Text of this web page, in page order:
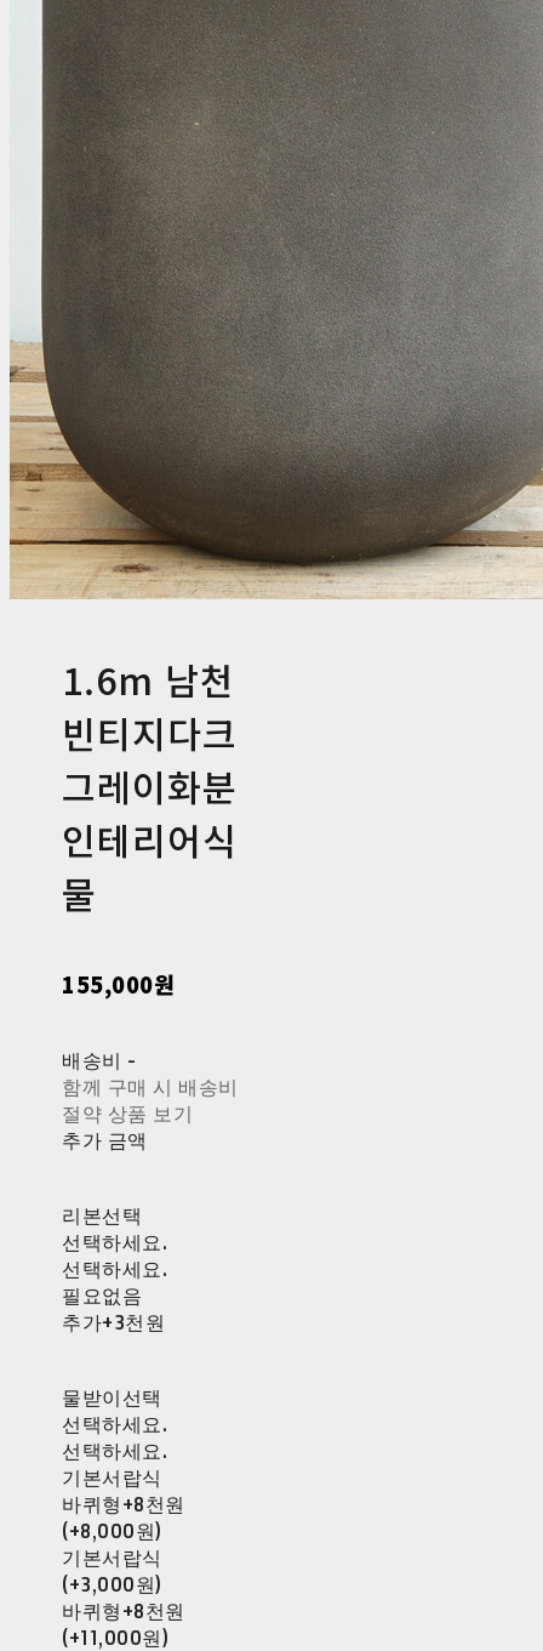
1.6m 남천
빈티지다크
그레이화분
인테리어식
물
155,000원
배송비 -
함께 구매 시 배송비
절약 상품 보기
추가 금액
리본선택
선택하세요.
선택하세요.
필요없음
추가+3천원
물받이선택
선택하세요.
선택하세요.
기본서랍식
바퀴형+8천원
(+8,000원)
기본서랍식
(+3,000원)
바퀴형+8천원
(+11,000원)